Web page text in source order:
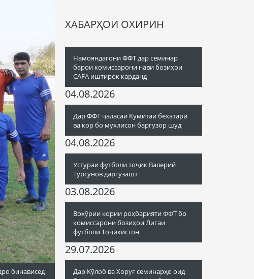
бинависед
ХАБАРҲОИ ОХИРИН
Намояндагони ФФТ дар семинар
барои комиссарони нави бозиҳои
CAFA иштирок карданд
04.08.2026
Дар ФФТ ҷаласаи Кумитаи бехатарӣ
ва кор бо мухлисон баргузор шуд
04.08.2026
Устураи футболи тоҷик Валерий
Турсунов даргузашт
03.08.2026
Вохӯрии кории роҳбарияти ФФТ бо
комиссарони бозиҳои Лигаи
футболи Тоҷикистон
29.07.2026
Дар Кӯлоб ва Хоруғ семинарҳо оид